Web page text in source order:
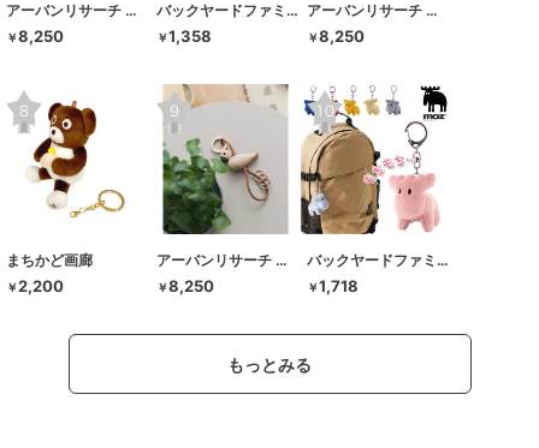
アーバンリサーチ ドアーズ
￥8,250
バックヤードファミリー
￥1,358
アーバンリサーチ ドアーズ
￥8,250
まちかど画廊
￥2,200
アーバンリサーチ ドアーズ
￥8,250
バックヤードファミリー
￥1,718
もっとみる